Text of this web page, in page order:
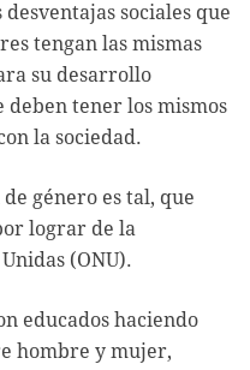
sociales que
tengan las mismas
su desarrollo
tener los mismos
la sociedad.
género es tal, que
lograr de la
(ONU).
educados haciendo
hombre y mujer,